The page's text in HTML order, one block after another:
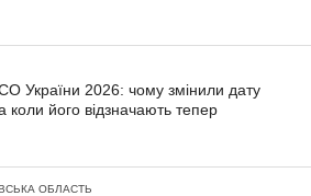
України 2026: чому змінили дату
коли його відзначають тепер
ОБЛАСТЬ